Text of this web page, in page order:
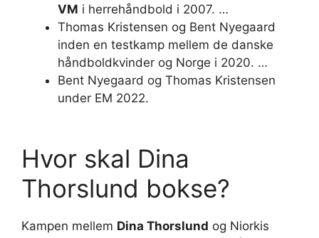
VM i herrehåndbold i 2007. …
Thomas Kristensen og Bent Nyegaard
inden en testkamp mellem de danske
håndboldkvinder og Norge i 2020. …
Bent Nyegaard og Thomas Kristensen
under EM 2022.
Hvor skal Dina
Thorslund bokse?
Kampen mellem Dina Thorslund og Niorkis